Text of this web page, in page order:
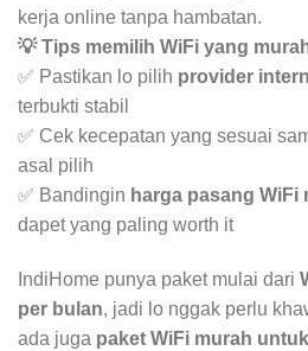
kerja online tanpa hambatan.
💡 Tips memilih WiFi yang
✅ Pastikan lo pilih provider
terbukti stabil
✅ Cek kecepatan yang sesuai
asal pilih
✅ Bandingin harga pasang WiFi
dapet yang paling worth it
IndiHome punya paket mulai dari
per bulan, jadi lo nggak perlu
ada juga paket WiFi murah